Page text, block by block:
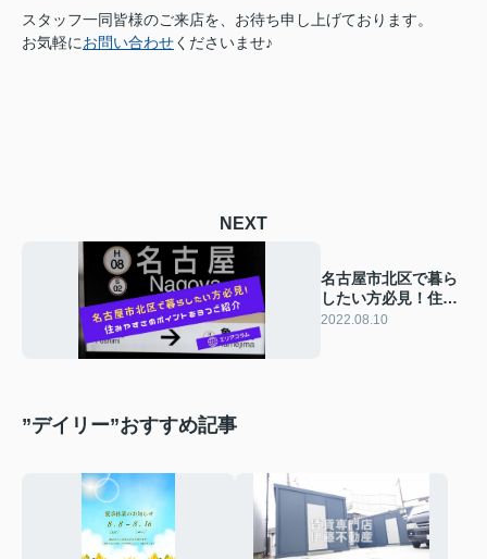
スタッフ一同皆様のご来店を、お待ち申し上げております。
お気軽にお問い合わせくださいませ♪
NEXT
名古屋市北区で暮ら
したい方必見！住み
やすさのポイントを
2022.08.10
”デイリー”おすすめ記事